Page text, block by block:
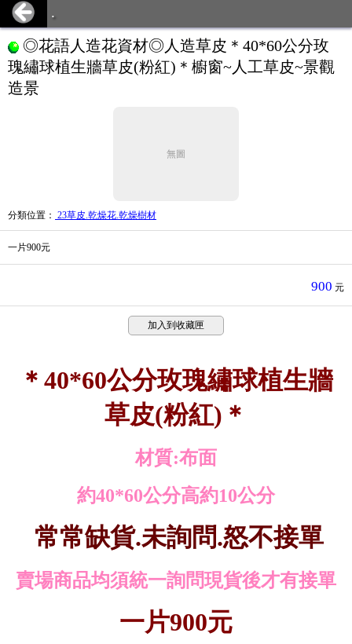
.
◎花語人造花資材◎人造草皮＊40*60公分玫
瑰繡球植生牆草皮(粉紅)＊櫥窗~人工草皮~景觀
造景
無圖
分類位置 ： 23草皮.乾燥花.乾燥樹材
一片900元
900 元
加入到收藏匣
＊40*60公分玫瑰繡球植生牆
草皮(粉紅)＊
材質:布面
約40*60公分高約10公分
常常缺貨.未詢問.怒不接單
賣場商品均須統一詢問現貨後才有接單
一片900元